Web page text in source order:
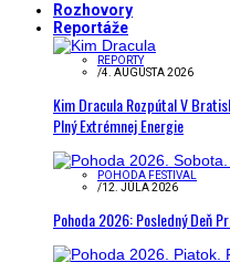
Rozhovory
Reportáže
REPORTY
/4. AUGUSTA 2026
Kim Dracula Rozpútal V
Plný Extrémnej Energie
POHODA FESTIVAL
/12. JÚLA 2026
Pohoda 2026: Posledný Deň